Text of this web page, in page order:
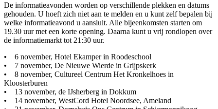
De informatieavonden worden op verschillende plekken en datums
gehouden. U hoeft zich niet aan te melden en u kunt zelf bepalen bij
welke informatieavond u aansluit. Alle bijeenkomsten starten om
19.30 uur met een korte opening. Daarna kunt u vrij rondlopen over
de informatiemarkt tot 21:30 uur.
• 6 november, Hotel Ekamper in Roodeschool
• 7 november, De Nieuwe Wierde in Grijpskerk
• 8 november, Cultureel Centrum Het Kronkelhoes in
Kloosterburen
• 13 november, de IJsherberg in Dokkum
• 14 november, WestCord Hotel Noordsee, Ameland